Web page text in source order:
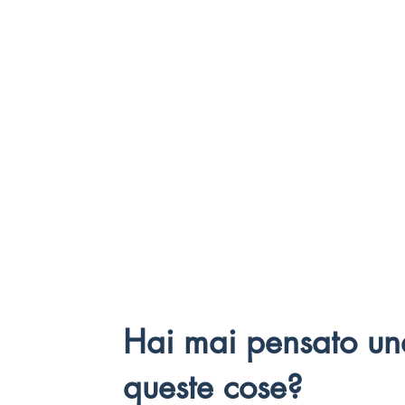
Hai mai pensato
queste cose?